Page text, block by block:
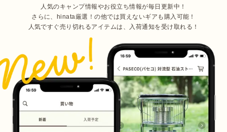
人気のキャンプ情報やお役立ち情報が毎日更新中！
さらに、hinata厳選！の他では買えないギアも購入可能！
人気ですぐ売り切れるアイテムは、入荷通知を受け取れる！